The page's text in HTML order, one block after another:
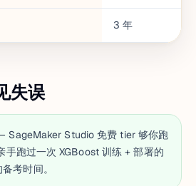
3 年
失误
SageMaker Studio 免费 tier 够你跑
手跑过一次 XGBoost 训练 + 部署的
考时间。